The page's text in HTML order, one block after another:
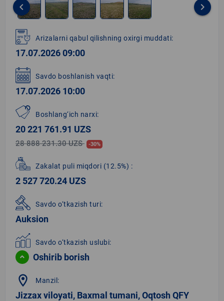
1
of
5
keyboard_arrow_left keyboard_arrow_right
Arizalarni qabul qilishning oxirgi muddati:
17.07.2026 09:00
Savdo boshlanish vaqti:
17.07.2026 10:00
Boshlang‘ich narxi:
20 221 761.91 UZS
28 888 231.30 UZS -30%
Zakalat puli miqdori (12.5%) :
2 527 720.24 UZS
Savdo o‘tkazish turi:
Auksion
Savdo o‘tkazish uslubi:
Oshirib borish
location_on Manzil:
Jizzax viloyati, Baxmal tumani, Oqtosh QFY